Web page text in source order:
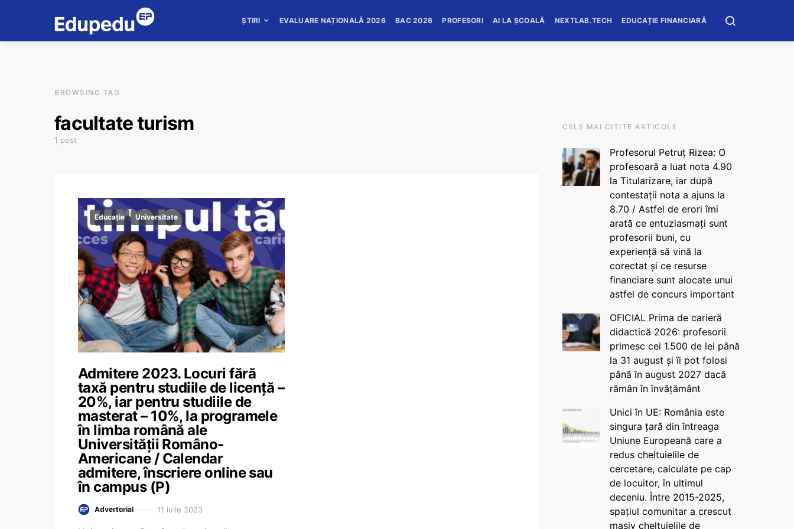
ȘTIRI EVALUARE NAȚIONALĂ 2026 BAC 2026 PROFESORI AI LA ȘCOALĂ NEXTLAB.TECH EDUCAȚIE FINANCIARĂ
BROWSING TAG
facultate turism
1 post
Educație Universitate
Admitere 2023. Locuri fără
taxă pentru studiile de licență –
20%, iar pentru studiile de
masterat – 10%, la programele
în limba română ale
Universității Româno-
Americane / Calendar
admitere, înscriere online sau
în campus (P)
Advertorial 11 iulie 2023
CELE MAI CITITE ARTICOLE
Profesorul Petruț Rizea: O
profesoară a luat nota 4.90
la Titularizare, iar după
contestații nota a ajuns la
8.70 / Astfel de erori îmi
arată ce entuziasmați sunt
profesorii buni, cu
experiență să vină la
corectat și ce resurse
financiare sunt alocate unui
astfel de concurs important
OFICIAL Prima de carieră
didactică 2026: profesorii
primesc cei 1.500 de lei până
la 31 august și îi pot folosi
până în august 2027 dacă
rămân în învățământ
Unici în UE: România este
singura țară din întreaga
Uniune Europeană care a
redus cheltuielile de
cercetare, calculate pe cap
de locuitor, în ultimul
deceniu. Între 2015-2025,
spațiul comunitar a crescut
masiv cheltuielile de